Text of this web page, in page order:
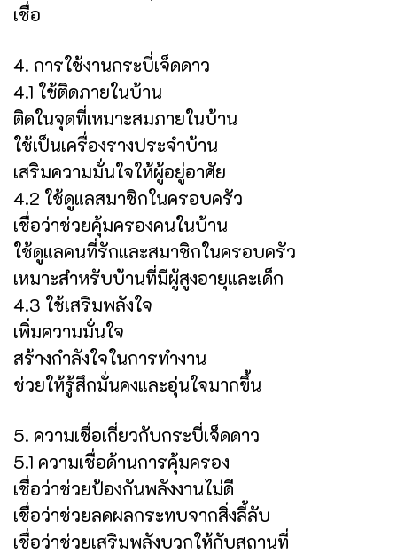
เชื่อ
4. การใช้งานกระบี่เจ็ดดาว
4.1 ใช้ติดภายในบ้าน
ติดในจุดที่เหมาะสมภายในบ้าน
ใช้เป็นเครื่องรางประจำบ้าน
เสริมความมั่นใจให้ผู้อยู่อาศัย
4.2 ใช้ดูแลสมาชิกในครอบครัว
เชื่อว่าช่วยคุ้มครองคนในบ้าน
ใช้ดูแลคนที่รักและสมาชิกในครอบครัว
เหมาะสำหรับบ้านที่มีผู้สูงอายุและเด็ก
4.3 ใช้เสริมพลังใจ
เพิ่มความมั่นใจ
สร้างกำลังใจในการทำงาน
ช่วยให้รู้สึกมั่นคงและอุ่นใจมากขึ้น
5. ความเชื่อเกี่ยวกับกระบี่เจ็ดดาว
5.1 ความเชื่อด้านการคุ้มครอง
เชื่อว่าช่วยป้องกันพลังงานไม่ดี
เชื่อว่าช่วยลดผลกระทบจากสิ่งลี้ลับ
เชื่อว่าช่วยเสริมพลังบวกให้กับสถานที่